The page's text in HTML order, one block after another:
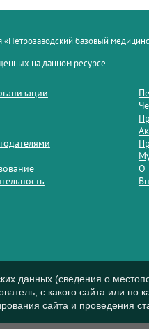
базовый
на данном ресурсе.
О
данных (сведения о
с какого сайта или
сайта и проведения